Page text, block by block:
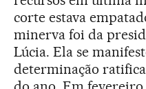
corte estava
minerva foi da
Lúcia. Ela se
determinação